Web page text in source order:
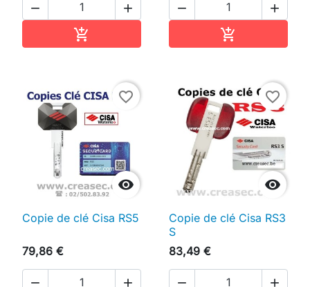
 

 


favorite_border
Copie de clé Cisa RS5
79,86 €
 

favorite_border
Copie de clé Cisa RS3
S
83,49 €
 